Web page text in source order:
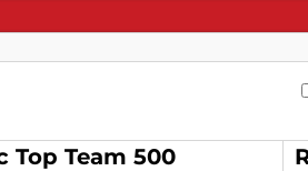
Top Team 500